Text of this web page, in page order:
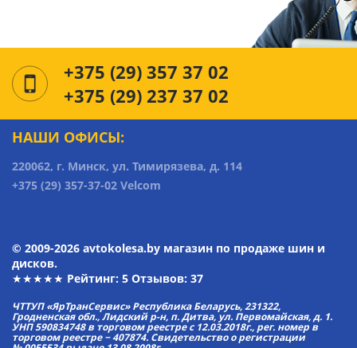
+375 (29) 357 37 02
+375 (29) 237 37 02
НАШИ ОФИСЫ:
220062, г. Минск, ул. Тимирязева, д. 114
+375 (29) 357-37-02 Velcom
© 2009-2026 avtokolesa.by магазин по продаже шин и
дисков.
★★★★★ Рейтинг: 5 Отзывов: 37
ЧТТУП «ЯрТранСервис» Республика Беларусь, 231322,
Гродненская обл., Лидский р-н, п. Дитва, ул. Первомайская, д. 1.
УНП 590834748 в торговом реестре с 12.03.2018г., рег. номер в
торговом реестре − 407874. Свидетельство о регистрации